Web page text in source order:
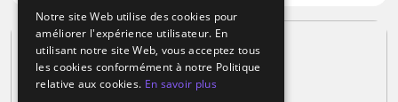
Notre site Web utilise des cookies pour
améliorer l'expérience utilisateur. En
utilisant notre site Web, vous acceptez tous
les cookies conformément à notre Politique
relative aux cookies. En savoir plus